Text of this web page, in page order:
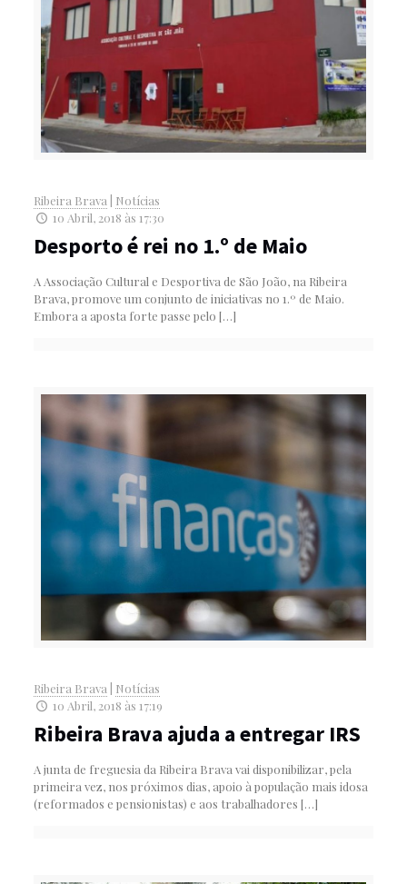
Ribeira Brava| Notícias
10 Abril, 2018 às 17:30
Desporto é rei no 1.º de Maio
A Associação Cultural e Desportiva de São João, na Ribeira
Brava, promove um conjunto de iniciativas no 1.º de Maio.
Embora a aposta forte passe pelo […]
Ribeira Brava
Notícias
10 Abril, 2018 às 17:19
Ribeira Brava ajuda a entregar IRS
A junta de freguesia da Ribeira Brava vai disponibilizar, pela
primeira vez, nos próximos dias, apoio à população mais idosa
(reformados e pensionistas) e aos trabalhadores […]